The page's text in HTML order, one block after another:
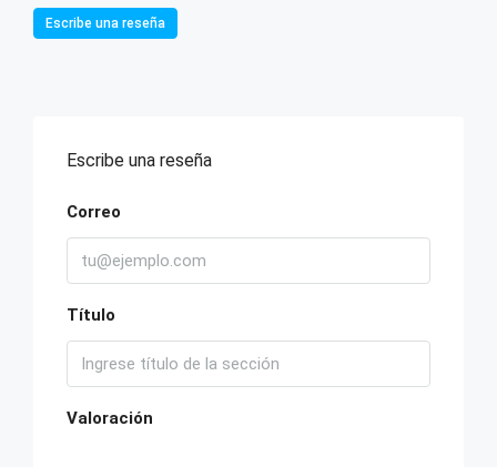
Escribe una reseña
Escribe una reseña
Correo
Título
Valoración